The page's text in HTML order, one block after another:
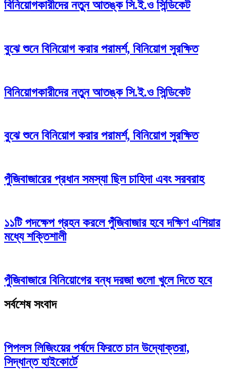
বিনিয়োগকারীদের নতুন আতঙ্ক সি.ই.ও সিন্ডিকেট
বুঝে শুনে বিনিয়োগ করার পরামর্শ, বিনিয়োগ সুরক্ষিত
বিনিয়োগকারীদের নতুন আতঙ্ক সি.ই.ও সিন্ডিকেট
বুঝে শুনে বিনিয়োগ করার পরামর্শ, বিনিয়োগ সুরক্ষিত
পুঁজিবাজারের প্রধান সমস্যা ছিল চাহিদা এবং সরবরাহ
১১টি পদক্ষেপ গ্রহন করলে পুঁজিবাজার হবে দক্ষিণ এশিয়ার
মধ্যে শক্তিশালী
পুঁজিবাজারে বিনিয়োগের বন্ধ দরজা গুলো খুলে দিতে হবে
সর্বশেষ সংবাদ
পিপলস লিজিংয়ের পর্ষদে ফিরতে চান উদ্যোক্তরা,
সিদ্ধান্ত হাইকোর্টে